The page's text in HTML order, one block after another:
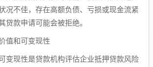
况不佳，存在高额负债、亏损或现金流紧
贷款申请可能会被拒绝。
值和可变现性
变现性是贷款机构评估企业抵押贷款风险